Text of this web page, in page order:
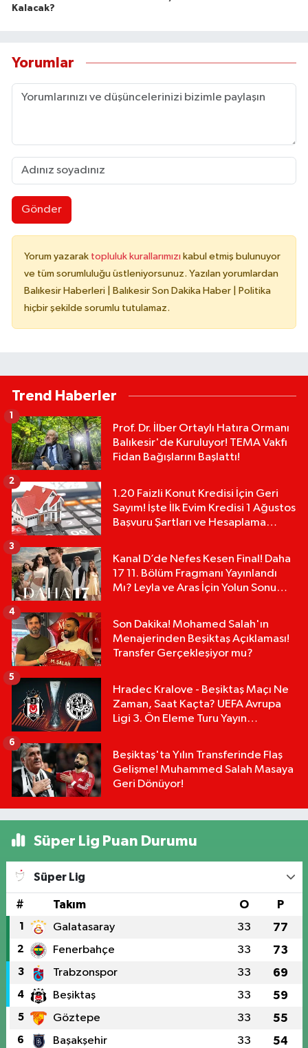
Kalacak?
Yorumlar
Gönder
Yorum yazarak topluluk kurallarımızı kabul etmiş bulunuyor
ve tüm sorumluluğu üstleniyorsunuz. Yazılan yorumlardan
Balıkesir Haberleri | Balıkesir Son Dakika Haber | Politika
hiçbir şekilde sorumlu tutulamaz.
Trend Haberler
Prof. Dr. İlber Ortaylı Hatıra Ormanı
Balıkesir'de Kuruluyor! TEMA Vakfı
Fidan Bağışlarını Başlattı!
1
1.20 Faizli Konut Kredisi İçin Geri
Sayım! İşte İlk Evim Kredisi 1 Ağustos
Başvuru Şartları ve Hesaplama
2
Kanal D’de Nefes Kesen Final! Daha
17 11. Bölüm Fragmanı Yayınlandı
Mı? Leyla ve Aras İçin Yolun Sonu
3
Son Dakika! Mohamed Salah'ın
Menajerinden Beşiktaş Açıklaması!
Transfer Gerçekleşiyor mu?
4
Hradec Kralove - Beşiktaş Maçı Ne
Zaman, Saat Kaçta? UEFA Avrupa
Ligi 3. Ön Eleme Turu Yayın
5
Beşiktaş'ta Yılın Transferinde Flaş
Gelişme! Muhammed Salah Masaya
Geri Dönüyor!
6
Süper Lig Puan Durumu
Süper Lig
# Takım O P
1 Galatasaray 33 77
2 Fenerbahçe 33 73
3 Trabzonspor 33 69
4 Beşiktaş 33 59
5 Göztepe 33 55
6 Başakşehir 33 54